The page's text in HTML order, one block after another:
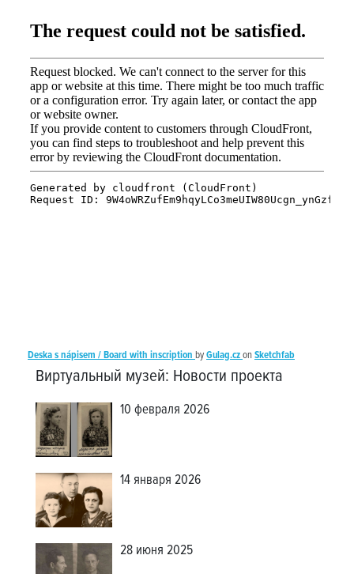
Deska s nápisem / Board with inscription byGulag.czonSketchfab
Виртуальный музей: Новости проекта
10 февраля 2026
14 января 2026
28 июня 2025